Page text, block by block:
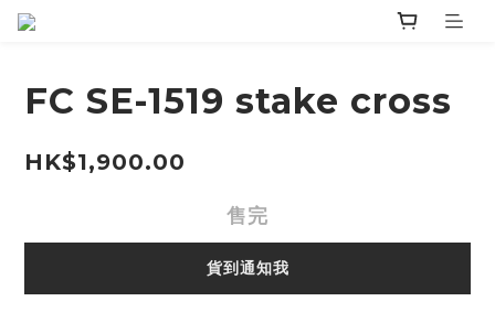
FC SE-1519 stake cross
HK$1,900.00
售完
貨到通知我